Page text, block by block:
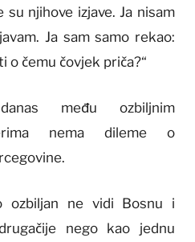
njihove izjave. Ja nisam
Ja sam samo rekao:
o čemu čovjek priča?“
među ozbiljnim
nema dileme o
ozbiljan ne vidi Bosnu i
nego kao jednu